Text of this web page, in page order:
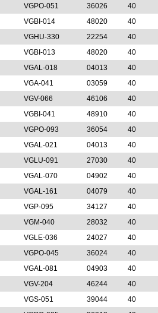
VGPO-051 36026 40
VGBI-014 48020 40
VGHU-330 22254 40
VGBI-013 48020 40
VGAL-018 04013 40
VGA-041 03059 40
VGV-066 46106 40
VGBI-041 48910 40
VGPO-093 36054 40
VGAL-021 04013 40
VGLU-091 27030 40
VGAL-070 04902 40
VGAL-161 04079 40
VGP-095 34127 40
VGM-040 28032 40
VGLE-036 24027 40
VGPO-045 36024 40
VGAL-081 04903 40
VGV-204 46244 40
VGS-051 39044 40